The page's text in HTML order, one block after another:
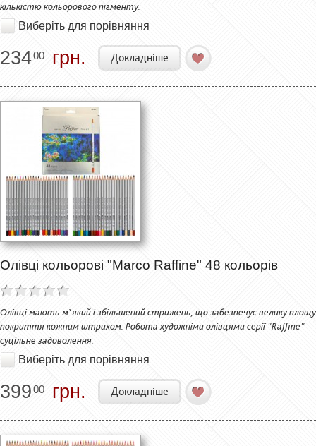
кількістю кольорового пігменту.
Виберіть для порівняння
23400 грн. Докладніше
Олівці кольорові "Marco Raffine" 48 кольорів
Олівці мають м`який і збільшений стрижень, що забезпечує велику площу
покриття кожним штрихом. Робота художніми олівцями серії "Raffine"
суцільне задоволення.
Виберіть для порівняння
39900 грн. Докладніше